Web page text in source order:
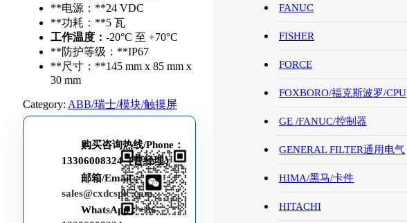
**电源：**24 VDC
**功耗：**5 瓦
工作温度： -20°C 至 +70°C
**防护等级：**IP67
**尺寸：**145 mm x 85 mm x
30 mm
Category: ABB/瑞士/模块/触摸屏
购买咨询热线/Phone：
13306008324（曹经理）
邮箱/Email：
sales@cxdcsplc.com
WhatsApp：+86-
FANUC
FISHER
FORCE
FOXBORO/福克斯波罗/CPU
GE /FANUC/控制器
GENERAL FILTER通用电气
HIMA/黑马/卡件
HITACHI